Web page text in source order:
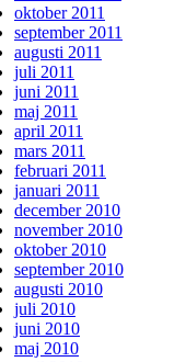
oktober 2011
september 2011
augusti 2011
juli 2011
juni 2011
maj 2011
april 2011
mars 2011
februari 2011
januari 2011
december 2010
november 2010
oktober 2010
september 2010
augusti 2010
juli 2010
juni 2010
maj 2010